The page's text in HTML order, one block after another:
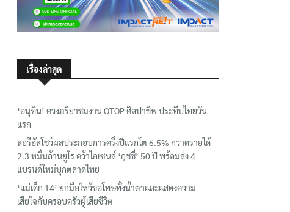
เรื่องล่าสุด
‘อนุทิน’ ควงภริยาชมงาน OTOP ศิลปาชีพ ประทีปไทยวัน
แรก
ลอรีอัลโชว์ผลประกอบการครึ่งปีแรกโต 6.5% กวาดรายได้
2.3 หมื่นล้านยูโร คว้าไลเซนส์ ‘กุชชี่’ 50 ปี พร้อมส่ง 4
แบรนด์ใหม่บุกตลาดไทย
‘แม่เด็ก 14’ ยกมือไหว้ขอโทษทั้งน้ำตาและแสดงความ
เสียใจกับครอบครัวผู้เสียชีวิต